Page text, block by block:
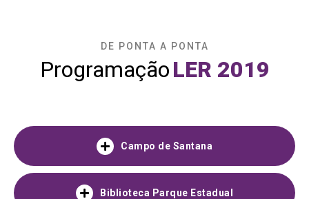
DE PONTA A PONTA
ProgramaçãoLER 2019
Campo de Santana
The toggles are working. Please, note, that you have to add
a template to the library in order to be able to display it
Biblioteca Parque Estadual